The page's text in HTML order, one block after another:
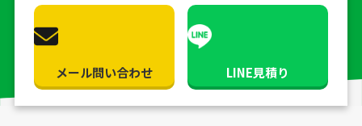
メール問い合わせ LINE見積り